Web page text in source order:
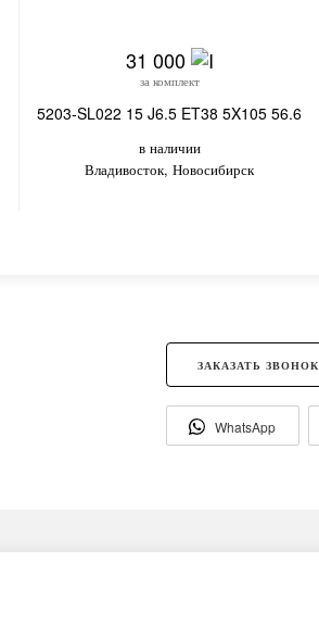
31 000
за комплект
5203-SL022 15 J6.5 ET38 5X105 56.6
в наличии
Владивосток, Новосибирск
ЗАКАЗАТЬ ЗВОНОК
WhatsApp